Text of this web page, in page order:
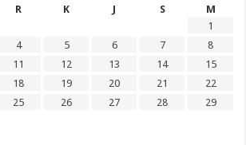
R K J S
M
1
4 5 6 7
8
11 12 13 14
15
18 19 20 21
22
25 26 27 28
29